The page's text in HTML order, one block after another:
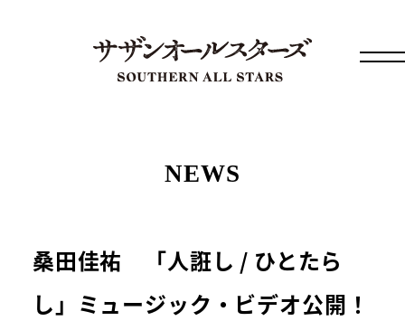
NEWS
桑田佳祐 「人誑し / ひとたら
し」ミュージック・ビデオ公開！